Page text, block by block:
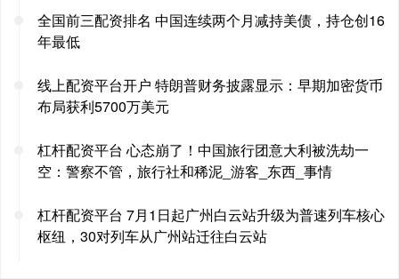
全国前三配资排名 中国连续两个月减持美债，持仓创16
年最低
线上配资平台开户 特朗普财务披露显示：早期加密货币
布局获利5700万美元
杠杆配资平台 心态崩了！中国旅行团意大利被洗劫一
空：警察不管，旅行社和稀泥_游客_东西_事情
杠杆配资平台 7月1日起广州白云站升级为普速列车核心
枢纽，30对列车从广州站迁往白云站